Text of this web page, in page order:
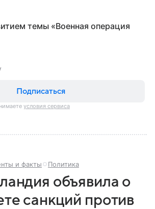
темы «Военная операция
Подписаться
условия сервиса
и факты Политика
объявила о
санкций против